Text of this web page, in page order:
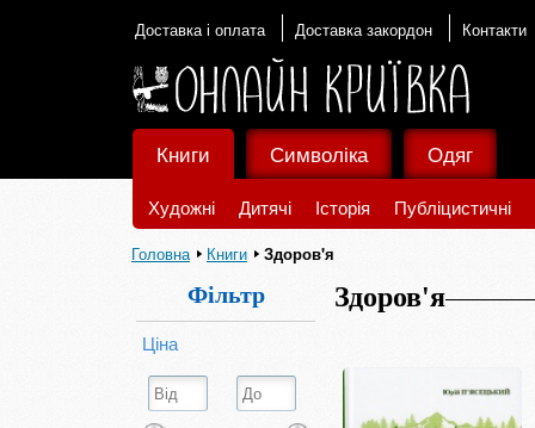
Доставка і оплата Доставка закордон Контакти
Книги
Художні Дитячі Історія Публіцистичні
Символіка Одяг
Головна Книги Здоров'я
Фільтр
Ціна
Здоров'я